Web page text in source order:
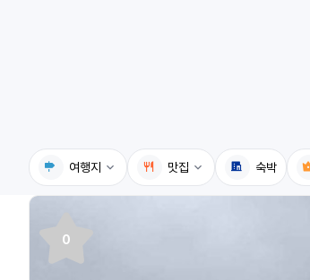
여행지
휴게소
맛집 숙박
0